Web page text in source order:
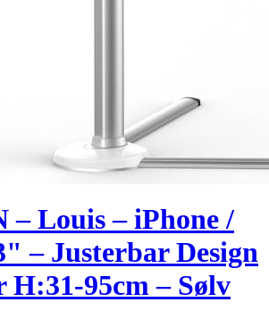
– Louis – iPhone /
– Justerbar Design
H:31-95cm – Sølv